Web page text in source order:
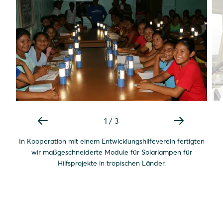
In Kooperation mit einem Entwicklungshilfeverein fertigten
wir maßgeschneiderte Module für Solarlampen für
Hilfsprojekte in tropischen Länder.
1 / 3